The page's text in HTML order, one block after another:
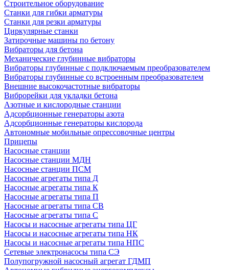
Строительное оборудование
Станки для гибки арматуры
Станки для резки арматуры
Циркулярные станки
Затирочные машины по бетону
Вибраторы для бетона
Механические глубинные вибраторы
Вибраторы глубинные с подключаемым преобразователем
Вибраторы глубинные со встроенным преобразователем
Внешние высокочастотные вибраторы
Виброрейки для укладки бетона
Азотные и кислородные станции
Адсорбционные генераторы азота
Адсорбционные генераторы кислорода
Автономные мобильные опрессовочные центры
Прицепы
Насосные станции
Насосные станции МДН
Насосные станции ПСМ
Насосные агрегаты типа Д
Насосные агрегаты типа К
Насосные агрегаты типа П
Насосные агрегаты типа СВ
Насосные агрегаты типа С
Насосы и насосные агрегаты типа ЦГ
Насосы и насосные агрегаты типа НК
Насосы и насосные агрегаты типа НПС
Сетевые электронасосы типа СЭ
Полупогружной насосный агрегат ГДМП